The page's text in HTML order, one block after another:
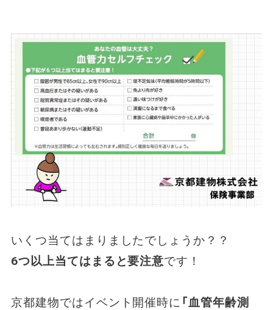
いくつ当てはまりましたでしょうか？？
6つ以上当てはまると要注意です！
京都建物ではイベント開催時に「血管年齢測